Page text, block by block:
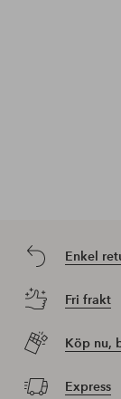
Enkel
Fri frakt
Köp nu,
Express